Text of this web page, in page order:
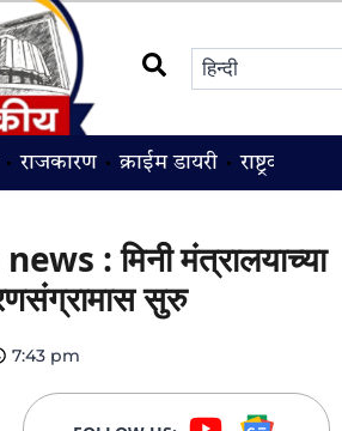
राजकारण क्राईम डायरी राष्ट्रवादी
: मिनी मंत्रालयाच्या
सुरु
7:43 pm